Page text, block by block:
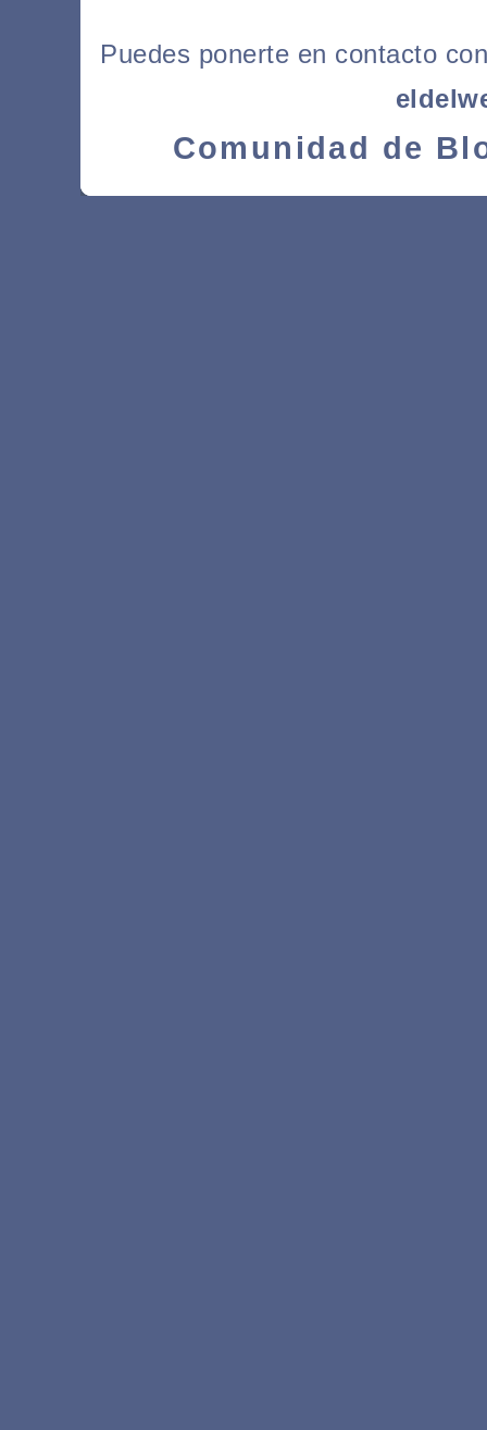
Puedes ponerte en contacto
Comunidad de